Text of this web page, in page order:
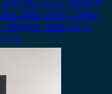
2005-2001 / Delta
2008-2012
/ c1